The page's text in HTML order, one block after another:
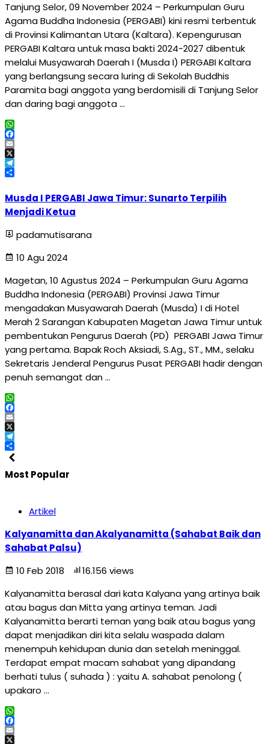
Tanjung Selor, 09 November 2024 – Perkumpulan Guru
Agama Buddha Indonesia (PERGABI) kini resmi terbentuk
di Provinsi Kalimantan Utara (Kaltara). Kepengurusan
PERGABI Kaltara untuk masa bakti 2024-2027 dibentuk
melalui Musyawarah Daerah I (Musda I) PERGABI Kaltara
yang berlangsung secara luring di Sekolah Buddhis
Paramita bagi anggota yang berdomisili di Tanjung Selor
dan daring bagi anggota …
WhatsApp
Facebook
Email
X
Telegram
Musda I PERGABI Jawa Timur: Sunarto Terpilih
Menjadi Ketua
padamutisarana
10 Agu 2024
Magetan, 10 Agustus 2024 – Perkumpulan Guru Agama
Buddha Indonesia (PERGABI) Provinsi Jawa Timur
mengadakan Musyawarah Daerah (Musda) I di Hotel
Merah 2 Sarangan Kabupaten Magetan Jawa Timur untuk
pembentukan Pengurus Daerah (PD) PERGABI Jawa Timur
yang pertama. Bapak Roch Aksiadi, S.Ag., ST., MM., selaku
Sekretaris Jenderal Pengurus Pusat PERGABI hadir dengan
penuh semangat dan …
WhatsApp
Facebook
Email
X
Telegram
Share
Most Popular
Artikel
Kalyanamitta dan Akalyanamitta (Sahabat Baik dan
Sahabat Palsu)
10 Feb 2018
16.156 views
Kalyanamitta berasal dari kata Kalyana yang artinya baik
atau bagus dan Mitta yang artinya teman. Jadi
Kalyanamitta berarti teman yang baik atau bagus yang
dapat menjadikan diri kita selalu waspada dalam
menempuh kehidupan dunia dan setelah meninggal.
Terdapat empat macam sahabat yang dipandang
berhati tulus ( suhada ) : yaitu A. sahabat penolong (
upakaro …
WhatsApp
Facebook
Email